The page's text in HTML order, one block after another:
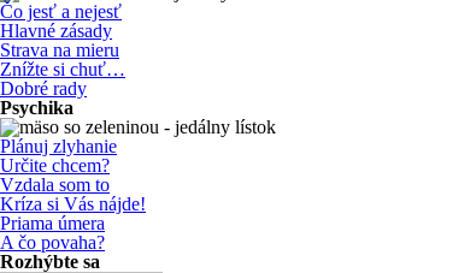
Čo jesť a nejesť
Hlavné zásady
Strava na mieru
Znížte si chuť…
Dobré rady
Psychika
Plánuj zlyhanie
Určite chcem?
Vzdala som to
Kríza si Vás nájde!
Priama úmera
A čo povaha?
Rozhýbte sa